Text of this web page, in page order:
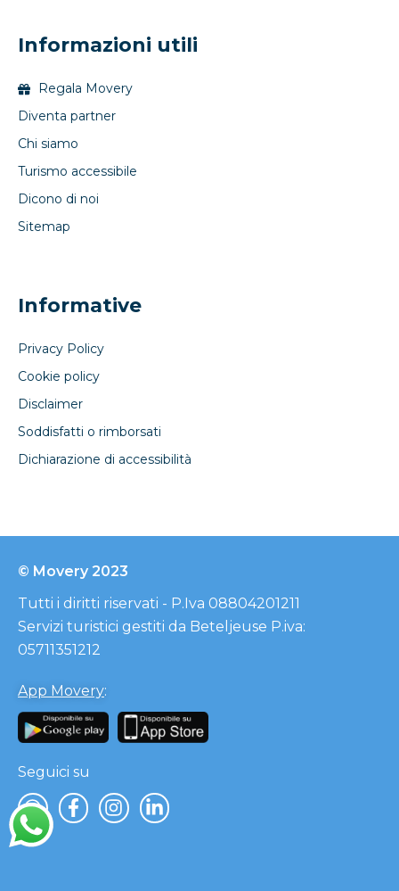
Informazioni utili
Regala Movery
Diventa partner
Chi siamo
Turismo accessibile
Dicono di noi
Sitemap
Informative
Privacy Policy
Cookie policy
Disclaimer
Soddisfatti o rimborsati
Dichiarazione di accessibilità
© Movery 2023
Tutti i diritti riservati - P.Iva 08804201211
Servizi turistici gestiti da Beteljeuse P.iva:
05711351212
App Movery:
Seguici su